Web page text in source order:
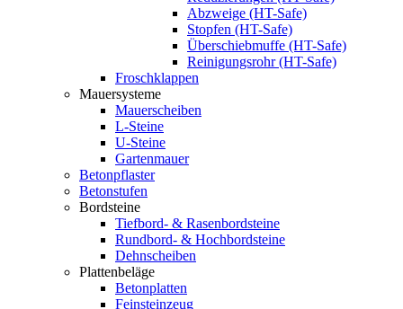
Abzweige (HT-Safe)
Stopfen (HT-Safe)
Überschiebmuffe (HT-Safe)
Reinigungsrohr (HT-Safe)
Froschklappen
Mauersysteme
Mauerscheiben
L-Steine
U-Steine
Gartenmauer
Betonpflaster
Betonstufen
Bordsteine
Tiefbord- & Rasenbordsteine
Rundbord- & Hochbordsteine
Dehnscheiben
Plattenbeläge
Betonplatten
Feinsteinzeug